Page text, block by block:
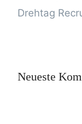
Drehtag
Neueste